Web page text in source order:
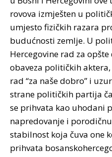
rovova izmješten u
umjesto fizičkih razara
budućnosti zemlje. U
Hercegovine rad za
obaveza političkih
rad “za naše dobro” i
strane političkih partija
se prihvata kao uhodani
napredovanje i
stabilnost koja čuva one
prihvata